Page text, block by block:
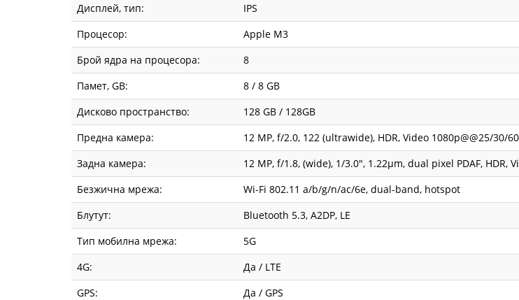
Дисплей, тип:
IPS
Процесор:
Apple M3
Брой ядра на процесора:
8
Памет, GB:
8 / 8 GB
Дисково пространство:
128 GB / 128GB
Предна камера:
12 MP, f/2.0, 122 (ultrawide), HDR, Video 1080p@@25/30/
Задна камера:
12 MP, f/1.8, (wide), 1/3.0", 1.22µm, dual pixel PDAF, HDR,
Безжична мрежа:
Wi-Fi 802.11 a/b/g/n/ac/6e, dual-band, hotspot
Блутут:
Bluetooth 5.3, A2DP, LE
Тип мобилна мрежа:
5G
4G:
Да / LTE
GPS:
Да / GPS